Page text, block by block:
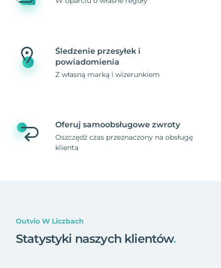
Śledzenie przesyłek i
powiadomienia
Z własną marką i wizerunkiem
Oferuj samoobsługowe zwroty
Oszczędź czas przeznaczony na obsługę
klienta
Outvio W Liczbach
Statystyki naszych klientów.